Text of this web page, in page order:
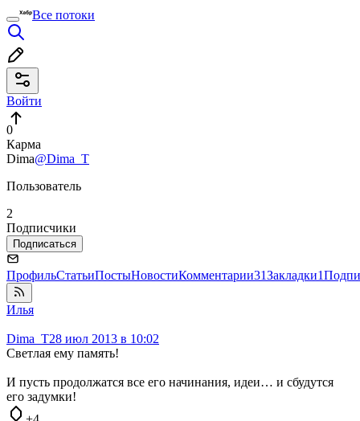
Все потоки
Войти
0
Карма
Dima@Dima_T
Пользователь
2
Подписчики
Подписаться
ПрофильСтатьиПостыНовостиКомментарии31Закладки1
Илья
Dima_T28 июл 2013 в 10:02
Светлая ему память!
И пусть продолжатся все его начинания, идеи… и сбудутся
его задумки!